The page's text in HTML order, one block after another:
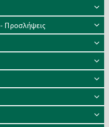
Προσλήψεις